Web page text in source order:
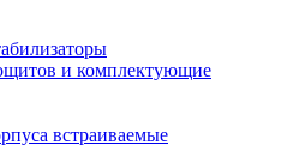
и комплектующие
встраиваемые